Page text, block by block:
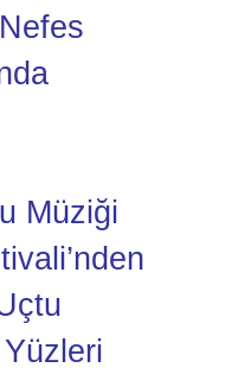
Müziği
Yüzleri